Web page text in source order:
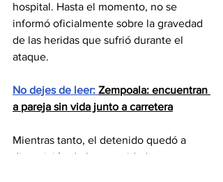
hospital. Hasta el momento, no se
informó oficialmente sobre la gravedad
de las heridas que sufrió durante el
ataque.
No dejes de leer: Zempoala: encuentran
a pareja sin vida junto a carretera
Mientras tanto, el detenido quedó a
disposición de las autoridades